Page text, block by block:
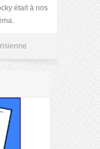
était à nos